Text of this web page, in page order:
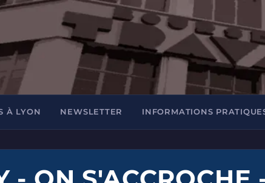
À LYON NEWSLETTER INFORMATIONS